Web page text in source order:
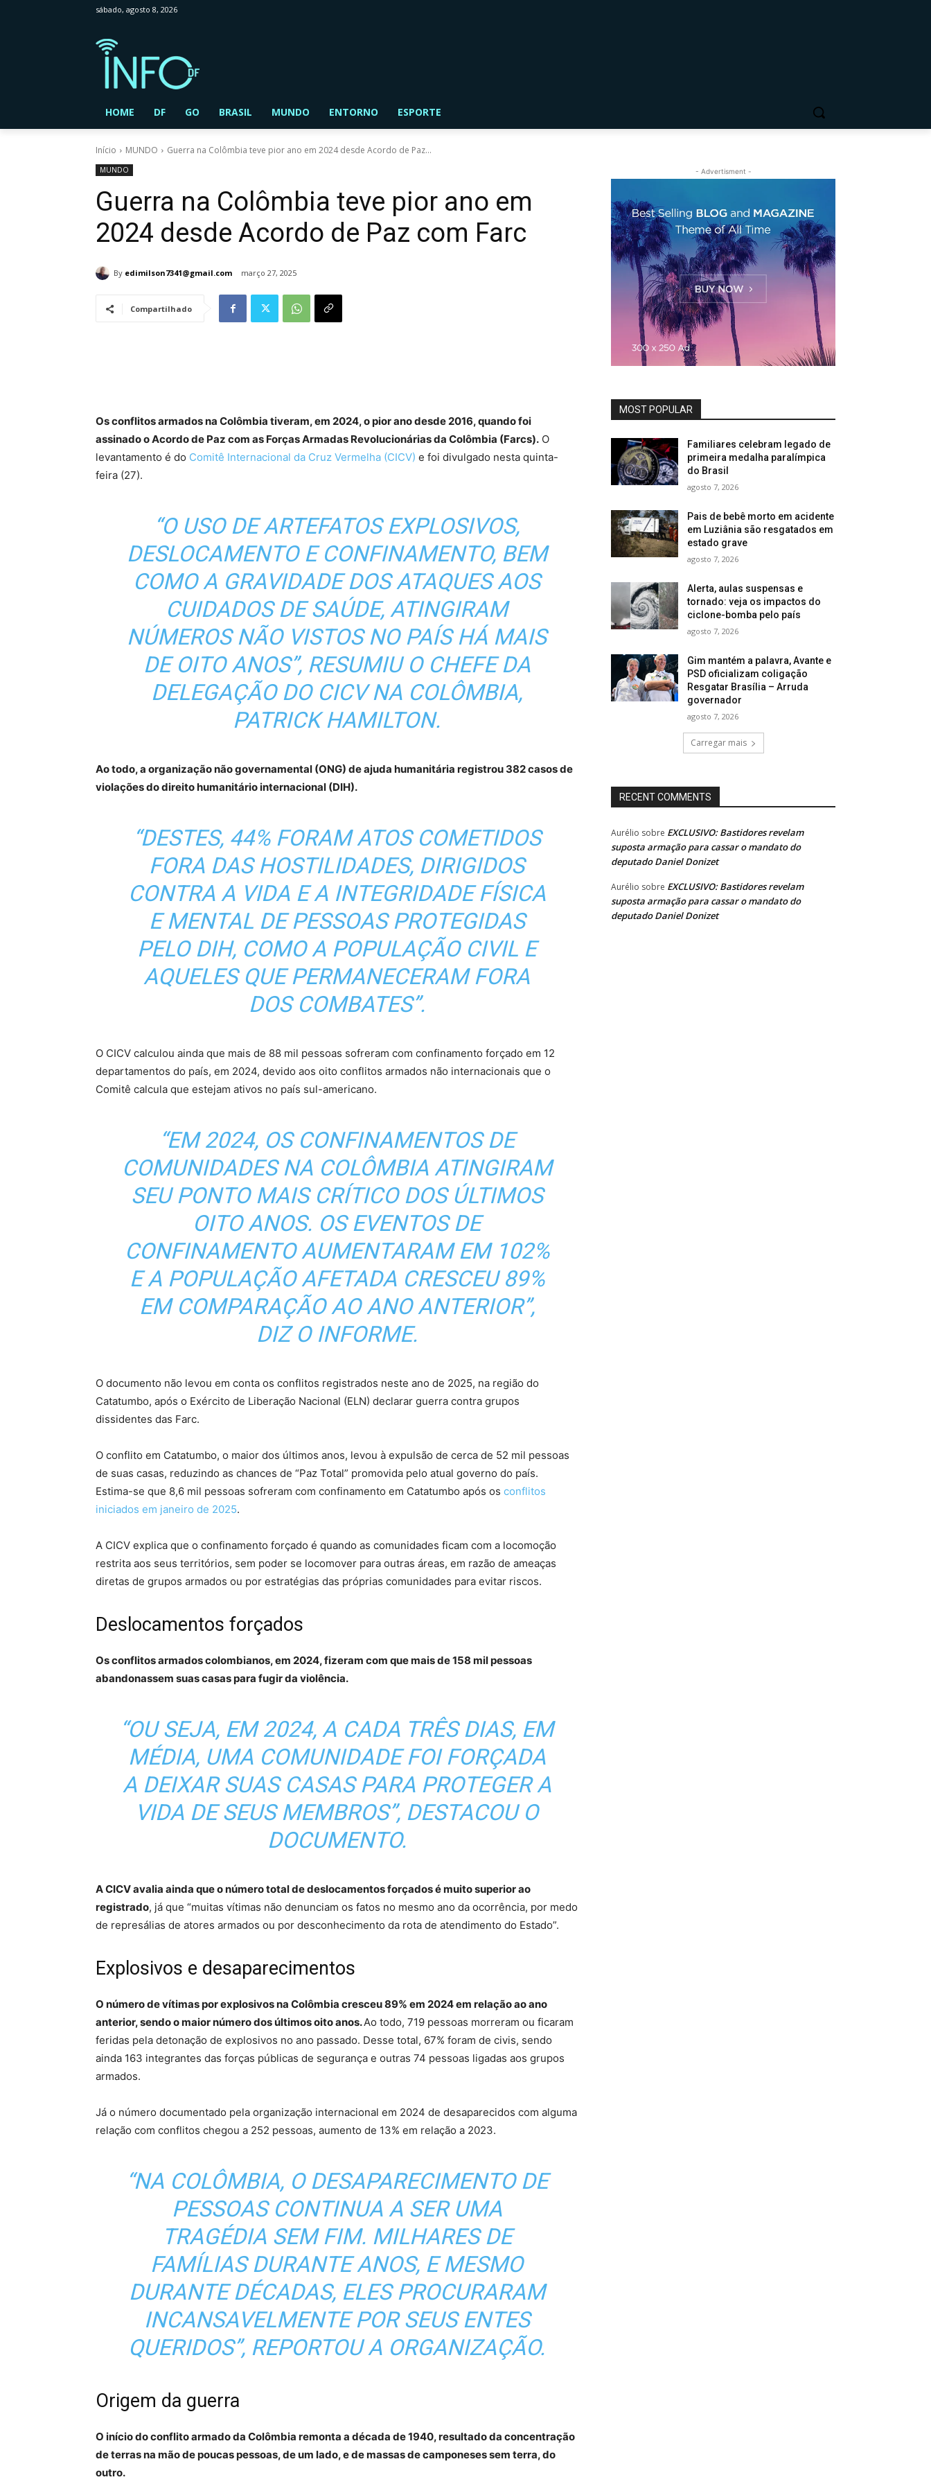
sábado, agosto 8, 2026
HOME DF GO BRASIL MUNDO ENTORNO ESPORTE
Início MUNDO Guerra na Colômbia teve pior ano em 2024 desde Acordo de Paz...
MUNDO
Guerra na Colômbia teve pior ano em
2024 desde Acordo de Paz com Farc
By edimilson7341@gmail.com março 27, 2025
Compartilhado
Os conflitos armados na Colômbia tiveram, em 2024, o pior ano desde 2016, quando foi
assinado o Acordo de Paz com as Forças Armadas Revolucionárias da Colômbia (Farcs). O
levantamento é do Comitê Internacional da Cruz Vermelha (CICV) e foi divulgado nesta quinta-
feira (27).
“O USO DE ARTEFATOS EXPLOSIVOS,
DESLOCAMENTO E CONFINAMENTO, BEM
COMO A GRAVIDADE DOS ATAQUES AOS
CUIDADOS DE SAÚDE, ATINGIRAM
NÚMEROS NÃO VISTOS NO PAÍS HÁ MAIS
DE OITO ANOS”, RESUMIU O CHEFE DA
DELEGAÇÃO DO CICV NA COLÔMBIA,
PATRICK HAMILTON.
Ao todo, a organização não governamental (ONG) de ajuda humanitária registrou 382 casos de
violações do direito humanitário internacional (DIH).
“DESTES, 44% FORAM ATOS COMETIDOS
FORA DAS HOSTILIDADES, DIRIGIDOS
CONTRA A VIDA E A INTEGRIDADE FÍSICA
E MENTAL DE PESSOAS PROTEGIDAS
PELO DIH, COMO A POPULAÇÃO CIVIL E
AQUELES QUE PERMANECERAM FORA
DOS COMBATES”.
O CICV calculou ainda que mais de 88 mil pessoas sofreram com confinamento forçado em 12
departamentos do país, em 2024, devido aos oito conflitos armados não internacionais que o
Comitê calcula que estejam ativos no país sul-americano.
“EM 2024, OS CONFINAMENTOS DE
COMUNIDADES NA COLÔMBIA ATINGIRAM
SEU PONTO MAIS CRÍTICO DOS ÚLTIMOS
OITO ANOS. OS EVENTOS DE
CONFINAMENTO AUMENTARAM EM 102%
E A POPULAÇÃO AFETADA CRESCEU 89%
EM COMPARAÇÃO AO ANO ANTERIOR”,
DIZ O INFORME.
O documento não levou em conta os conflitos registrados neste ano de 2025, na região do
Catatumbo, após o Exército de Liberação Nacional (ELN) declarar guerra contra grupos
dissidentes das Farc.
O conflito em Catatumbo, o maior dos últimos anos, levou à expulsão de cerca de 52 mil pessoas
de suas casas, reduzindo as chances de “Paz Total” promovida pelo atual governo do país.
Estima-se que 8,6 mil pessoas sofreram com confinamento em Catatumbo após os conflitos
iniciados em janeiro de 2025.
A CICV explica que o confinamento forçado é quando as comunidades ficam com a locomoção
restrita aos seus territórios, sem poder se locomover para outras áreas, em razão de ameaças
diretas de grupos armados ou por estratégias das próprias comunidades para evitar riscos.
Deslocamentos forçados
Os conflitos armados colombianos, em 2024, fizeram com que mais de 158 mil pessoas
abandonassem suas casas para fugir da violência.
“OU SEJA, EM 2024, A CADA TRÊS DIAS, EM
MÉDIA, UMA COMUNIDADE FOI FORÇADA
A DEIXAR SUAS CASAS PARA PROTEGER A
VIDA DE SEUS MEMBROS”, DESTACOU O
DOCUMENTO.
A CICV avalia ainda que o número total de deslocamentos forçados é muito superior ao
registrado, já que “muitas vítimas não denunciam os fatos no mesmo ano da ocorrência, por medo
de represálias de atores armados ou por desconhecimento da rota de atendimento do Estado”.
Explosivos e desaparecimentos
O número de vítimas por explosivos na Colômbia cresceu 89% em 2024 em relação ao ano
anterior, sendo o maior número dos últimos oito anos.Ao todo, 719 pessoas morreram ou ficaram
feridas pela detonação de explosivos no ano passado. Desse total, 67% foram de civis, sendo
ainda 163 integrantes das forças públicas de segurança e outras 74 pessoas ligadas aos grupos
armados.
Já o número documentado pela organização internacional em 2024 de desaparecidos com alguma
relação com conflitos chegou a 252 pessoas, aumento de 13% em relação a 2023.
“NA COLÔMBIA, O DESAPARECIMENTO DE
PESSOAS CONTINUA A SER UMA
TRAGÉDIA SEM FIM. MILHARES DE
FAMÍLIAS DURANTE ANOS, E MESMO
DURANTE DÉCADAS, ELES PROCURARAM
INCANSAVELMENTE POR SEUS ENTES
QUERIDOS”, REPORTOU A ORGANIZAÇÃO.
Origem da guerra
O início do conflito armado da Colômbia remonta a década de 1940, resultado da concentração
de terras na mão de poucas pessoas, de um lado, e de massas de camponeses sem terra, do
outro.
- Advertisment -
MOST POPULAR
Familiares celebram legado de
primeira medalha paralímpica
do Brasil
agosto 7, 2026
Pais de bebê morto em acidente
em Luziânia são resgatados em
estado grave
agosto 7, 2026
Alerta, aulas suspensas e
tornado: veja os impactos do
ciclone-bomba pelo país
agosto 7, 2026
Gim mantém a palavra, Avante e
PSD oficializam coligação
Resgatar Brasília – Arruda
governador
agosto 7, 2026
Carregar mais
RECENT COMMENTS
Aurélio sobre EXCLUSIVO: Bastidores revelam
suposta armação para cassar o mandato do
deputado Daniel Donizet
Aurélio sobre EXCLUSIVO: Bastidores revelam
suposta armação para cassar o mandato do
deputado Daniel Donizet